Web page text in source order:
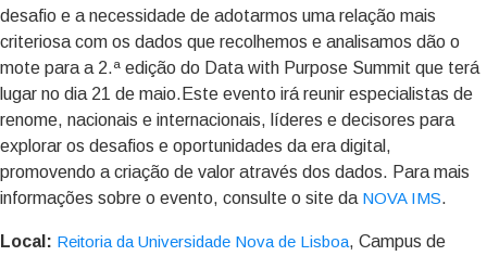
desafio e a necessidade de adotarmos uma relação mais
criteriosa com os dados que recolhemos e analisamos dão o
mote para a 2.ª edição do Data with Purpose Summit que terá
lugar no dia 21 de maio.Este evento irá reunir especialistas de
renome, nacionais e internacionais, líderes e decisores para
explorar os desafios e oportunidades da era digital,
promovendo a criação de valor através dos dados. Para mais
informações sobre o evento, consulte o site da NOVA IMS.
Local: Reitoria da Universidade Nova de Lisboa, Campus de